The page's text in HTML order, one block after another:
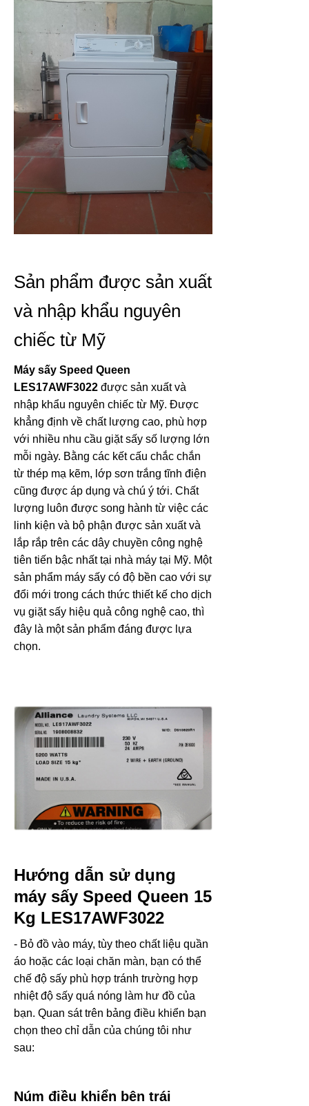
Sản phẩm được sản xuất
và nhập khẩu nguyên
chiếc từ Mỹ
Máy sấy Speed Queen
LES17AWF3022 được sản xuất và
nhập khẩu nguyên chiếc từ Mỹ. Được
khẳng định về chất lượng cao, phù hợp
với nhiều nhu cầu giặt sấy số lượng lớn
mỗi ngày. Bằng các kết cấu chắc chắn
từ thép mạ kẽm, lớp sơn trắng tĩnh điện
cũng được áp dụng và chú ý tới. Chất
lượng luôn được song hành từ việc các
linh kiện và bộ phận được sản xuất và
lắp rắp trên các dây chuyền công nghệ
tiên tiến bậc nhất tại nhà máy tại Mỹ. Một
sản phẩm máy sấy có độ bền cao với sự
đổi mới trong cách thức thiết kế cho dịch
vụ giặt sấy hiệu quả công nghệ cao, thì
đây là một sản phẩm đáng được lựa
chọn.
Hướng dẫn sử dụng
máy sấy Speed Queen 15
Kg LES17AWF3022
- Bỏ đồ vào máy, tùy theo chất liệu quần
áo hoặc các loại chăn màn, bạn có thể
chế độ sấy phù hợp tránh trường hợp
nhiệt độ sấy quá nóng làm hư đồ của
bạn. Quan sát trên bảng điều khiển bạn
chọn theo chỉ dẫn của chúng tôi như
sau:
Núm điều khiển bên trái